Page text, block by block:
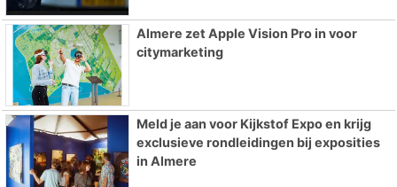
Almere zet Apple Vision Pro in voor
citymarketing
Meld je aan voor Kijkstof Expo en krijg
exclusieve rondleidingen bij exposities
in Almere